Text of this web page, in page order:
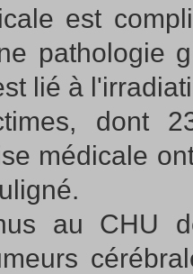
est
pathologie
lié à
dont
médicale
au CHU